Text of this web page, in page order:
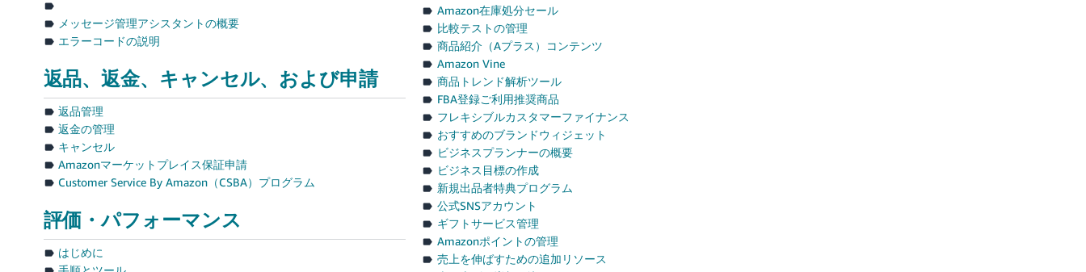
メッセージ管理アシスタントの概要
エラーコードの説明
返品、返金、キャンセル、および申請
返品管理
返金の管理
キャンセル
Amazonマーケットプレイス保証申請
Customer Service By Amazon（CSBA）プログラム
評価・パフォーマンス
はじめに
Amazon在庫処分セール
比較テストの管理
商品紹介（Aプラス）コンテンツ
Amazon Vine
商品トレンド解析ツール
FBA登録ご利用推奨商品
フレキシブルカスタマーファイナンス
おすすめのブランドウィジェット
ビジネスプランナーの概要
ビジネス目標の作成
新規出品者特典プログラム
公式SNSアカウント
ギフトサービス管理
Amazonポイントの管理
売上を伸ばすための追加リソース